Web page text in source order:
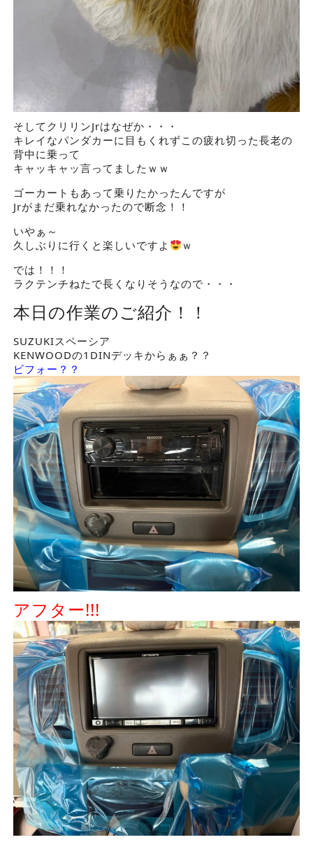
そしてクリリンJrはなぜか・・・
キレイなパンダカーに目もくれずこの疲れ切った長老の
背中に乗って
キャッキャッ言ってましたｗｗ
ゴーカートもあって乗りたかったんですが
Jrがまだ乗れなかったので断念！！
いやぁ～
久しぶりに行くと楽しいですよ
ｗ
では！！！
ラクテンチねたで長くなりそうなので・・・
本日の作業のご紹介！！
SUZUKIスペーシア
KENWOODの1DINデッキからぁぁ？？
ビフォー？？
アフター!!!